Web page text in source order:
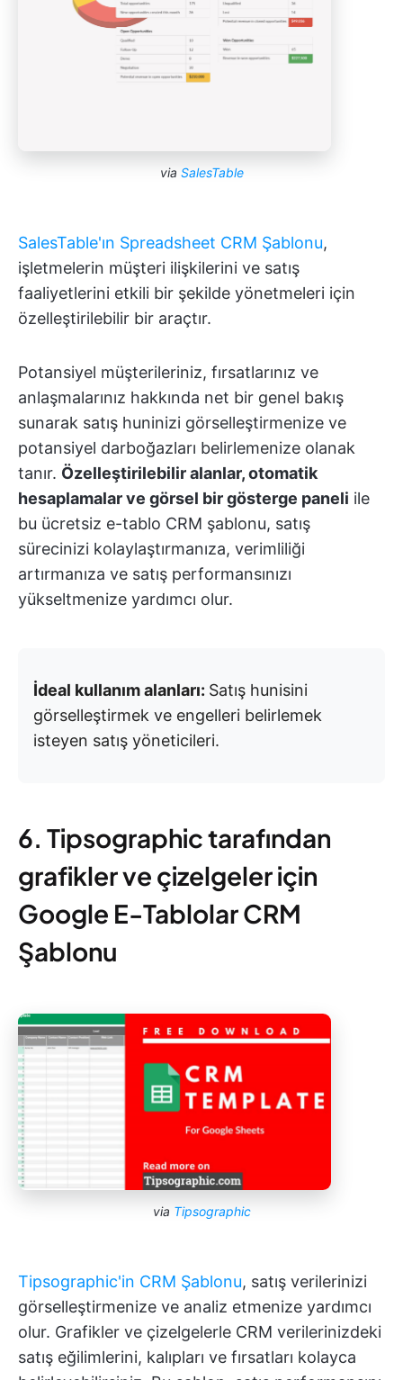
via SalesTable
SalesTable'ın Spreadsheet CRM Şablonu,
işletmelerin müşteri ilişkilerini ve satış
faaliyetlerini etkili bir şekilde yönetmeleri için
özelleştirilebilir bir araçtır.
Potansiyel müşterileriniz, fırsatlarınız ve
anlaşmalarınız hakkında net bir genel bakış
sunarak satış huninizi görselleştirmenize ve
potansiyel darboğazları belirlemenize olanak
tanır. Özelleştirilebilir alanlar, otomatik
hesaplamalar ve görsel bir gösterge paneli ile
bu ücretsiz e-tablo CRM şablonu, satış
sürecinizi kolaylaştırmanıza, verimliliği
artırmanıza ve satış performansınızı
yükseltmenize yardımcı olur.
İdeal kullanım alanları: Satış hunisini
görselleştirmek ve engelleri belirlemek
isteyen satış yöneticileri.
6. Tipsographic tarafından
grafikler ve çizelgeler için
Google E-Tablolar CRM
Şablonu
via Tipsographic
Tipsographic'in CRM Şablonu, satış verilerinizi
görselleştirmenize ve analiz etmenize yardımcı
olur. Grafikler ve çizelgelerle CRM verilerinizdeki
satış eğilimlerini, kalıpları ve fırsatları kolayca